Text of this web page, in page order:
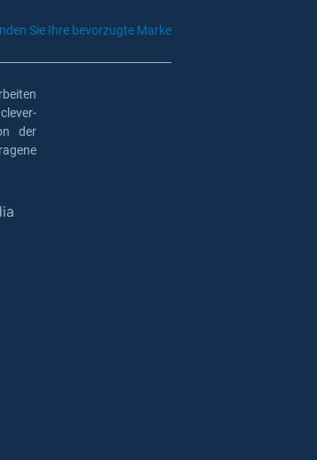
Sie Ihre bevorzugte Marke
der